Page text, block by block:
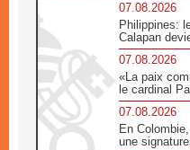
07.08.2026
Philippines:
Calapan
07.08.2026
«La paix
le cardinal
07.08.2026
En
une